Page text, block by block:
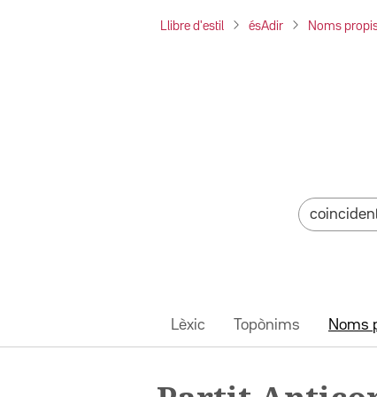
Llibre d'estil ésAdir Noms
Lèxic Topònims Noms